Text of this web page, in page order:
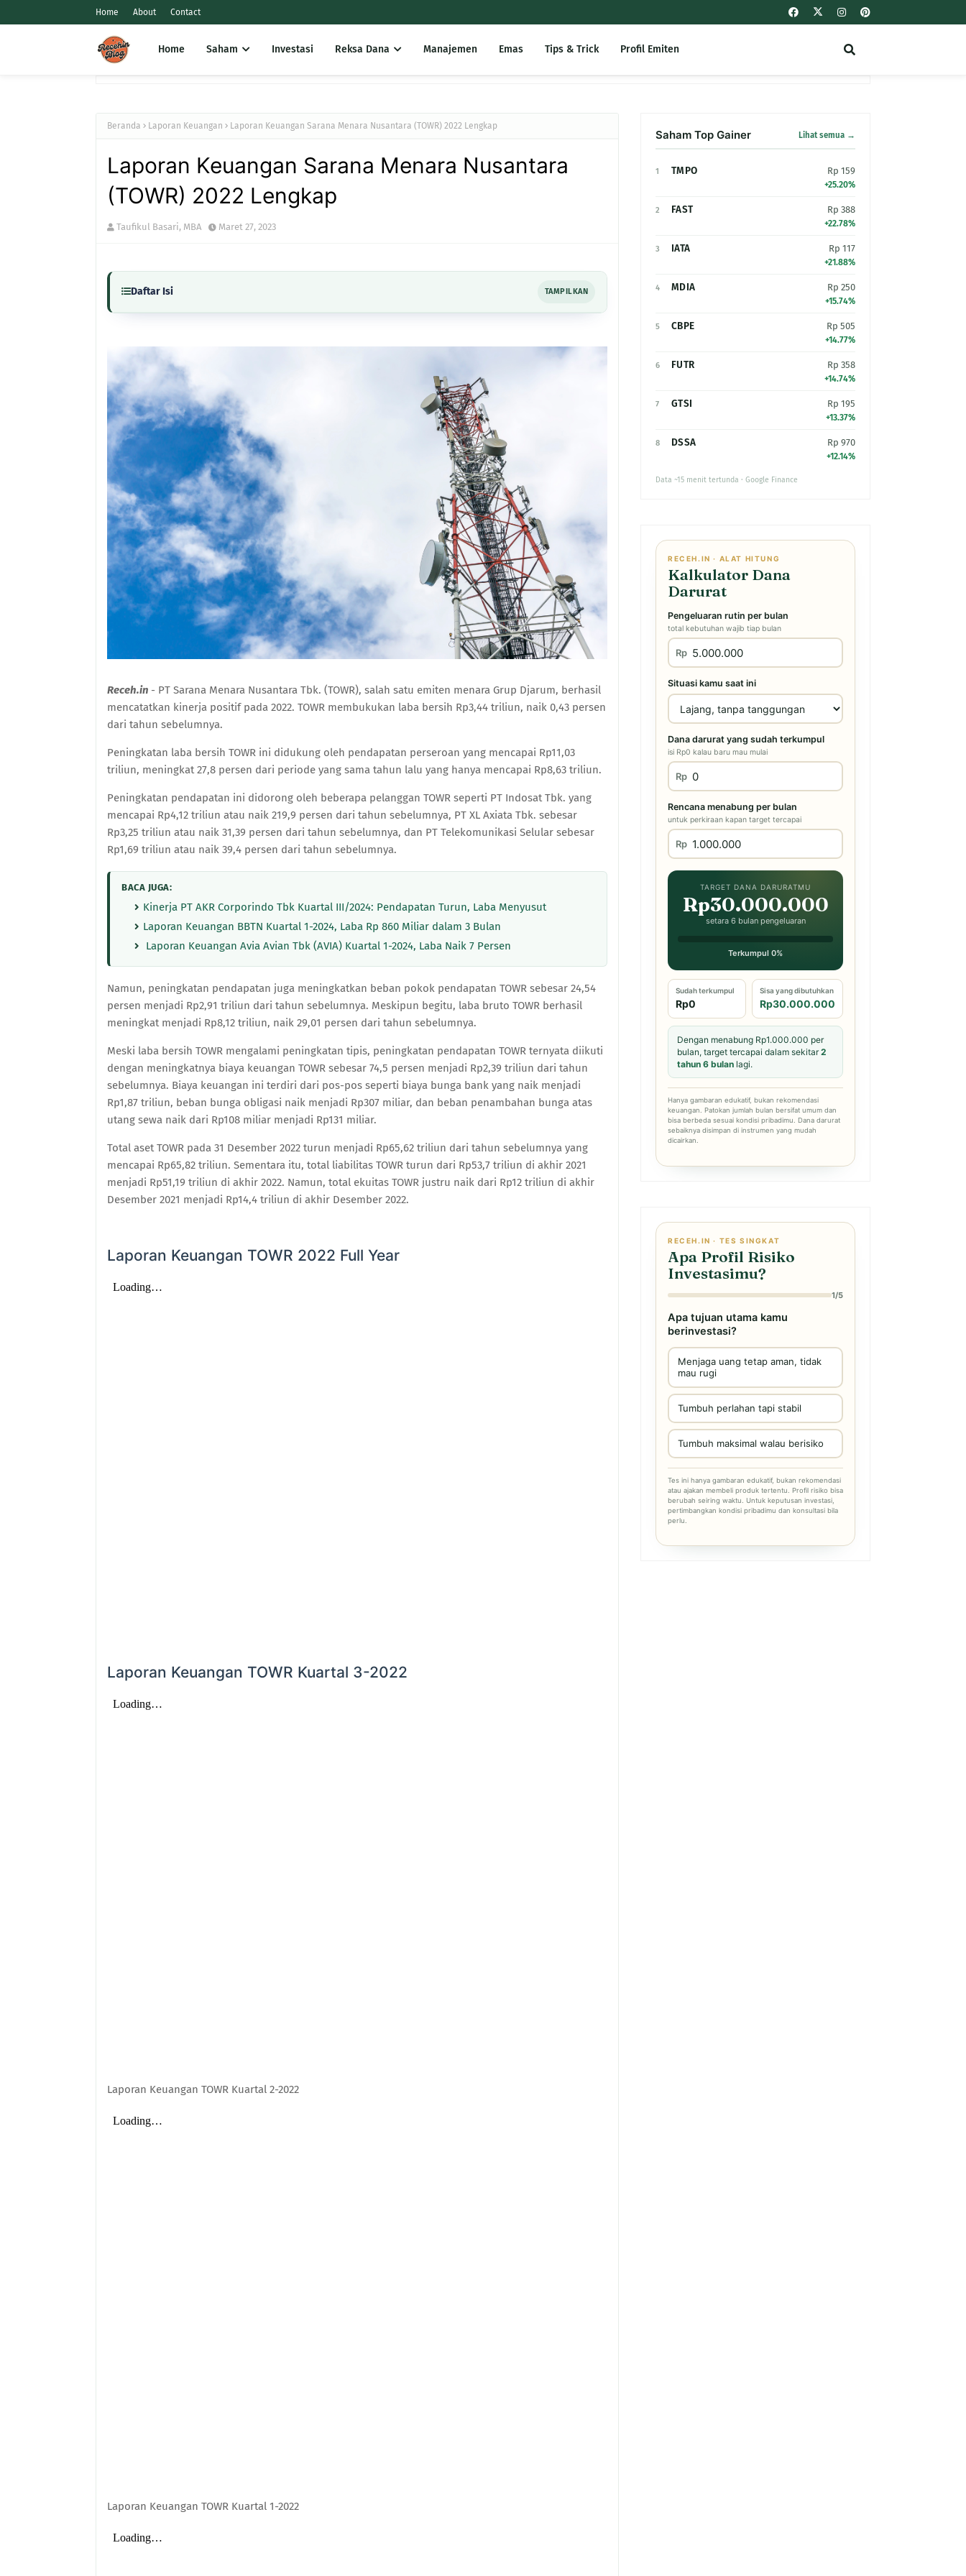
Home About Contact
Home Saham Investasi Reksa Dana Manajemen Emas Tips & Trick Profil Emiten
Beranda Laporan Keuangan Laporan Keuangan Sarana Menara Nusantara (TOWR) 2022 Lengkap
Laporan Keuangan Sarana Menara Nusantara
(TOWR) 2022 Lengkap
Taufikul Basari, MBA Maret 27, 2023
Daftar Isi TAMPILKAN
Receh.in - PT Sarana Menara Nusantara Tbk. (TOWR), salah satu emiten menara Grup Djarum, berhasil
mencatatkan kinerja positif pada 2022. TOWR membukukan laba bersih Rp3,44 triliun, naik 0,43 persen
dari tahun sebelumnya.
Peningkatan laba bersih TOWR ini didukung oleh pendapatan perseroan yang mencapai Rp11,03
triliun, meningkat 27,8 persen dari periode yang sama tahun lalu yang hanya mencapai Rp8,63 triliun.
Peningkatan pendapatan ini didorong oleh beberapa pelanggan TOWR seperti PT Indosat Tbk. yang
mencapai Rp4,12 triliun atau naik 219,9 persen dari tahun sebelumnya, PT XL Axiata Tbk. sebesar
Rp3,25 triliun atau naik 31,39 persen dari tahun sebelumnya, dan PT Telekomunikasi Selular sebesar
Rp1,69 triliun atau naik 39,4 persen dari tahun sebelumnya.
BACA JUGA:
Kinerja PT AKR Corporindo Tbk Kuartal III/2024: Pendapatan Turun, Laba Menyusut
Laporan Keuangan BBTN Kuartal 1-2024, Laba Rp 860 Miliar dalam 3 Bulan
Laporan Keuangan Avia Avian Tbk (AVIA) Kuartal 1-2024, Laba Naik 7 Persen
Namun, peningkatan pendapatan juga meningkatkan beban pokok pendapatan TOWR sebesar 24,54
persen menjadi Rp2,91 triliun dari tahun sebelumnya. Meskipun begitu, laba bruto TOWR berhasil
meningkat menjadi Rp8,12 triliun, naik 29,01 persen dari tahun sebelumnya.
Meski laba bersih TOWR mengalami peningkatan tipis, peningkatan pendapatan TOWR ternyata diikuti
dengan meningkatnya biaya keuangan TOWR sebesar 74,5 persen menjadi Rp2,39 triliun dari tahun
sebelumnya. Biaya keuangan ini terdiri dari pos-pos seperti biaya bunga bank yang naik menjadi
Rp1,87 triliun, beban bunga obligasi naik menjadi Rp307 miliar, dan beban penambahan bunga atas
utang sewa naik dari Rp108 miliar menjadi Rp131 miliar.
Total aset TOWR pada 31 Desember 2022 turun menjadi Rp65,62 triliun dari tahun sebelumnya yang
mencapai Rp65,82 triliun. Sementara itu, total liabilitas TOWR turun dari Rp53,7 triliun di akhir 2021
menjadi Rp51,19 triliun di akhir 2022. Namun, total ekuitas TOWR justru naik dari Rp12 triliun di akhir
Desember 2021 menjadi Rp14,4 triliun di akhir Desember 2022.
Laporan Keuangan TOWR 2022 Full Year
Laporan Keuangan TOWR Kuartal 3-2022
Laporan Keuangan TOWR Kuartal 2-2022
Laporan Keuangan TOWR Kuartal 1-2022
Saham Top Gainer Lihat semua →
1 TMPO Rp 159
+25.20%
2 FAST Rp 388
+22.78%
3 IATA Rp 117
+21.88%
4 MDIA Rp 250
+15.74%
5 CBPE Rp 505
+14.77%
6 FUTR Rp 358
+14.74%
7 GTSI Rp 195
+13.37%
8 DSSA Rp 970
+12.14%
Data ~15 menit tertunda · Google Finance
RECEH.IN · ALAT HITUNG
Kalkulator Dana
Darurat
Pengeluaran rutin per bulan
total kebutuhan wajib tiap bulan
Rp
Situasi kamu saat ini
Dana darurat yang sudah terkumpul
isi Rp0 kalau baru mau mulai
Rp
Rencana menabung per bulan
untuk perkiraan kapan target tercapai
Rp
TARGET DANA DARURATMU
Rp30.000.000
setara 6 bulan pengeluaran
Terkumpul 0%
Sudah terkumpul
Rp0
Sisa yang dibutuhkan
Rp30.000.000
Dengan menabung Rp1.000.000 per
bulan, target tercapai dalam sekitar2
tahun 6 bulan lagi.
Hanya gambaran edukatif, bukan rekomendasi
keuangan. Patokan jumlah bulan bersifat umum dan
bisa berbeda sesuai kondisi pribadimu. Dana darurat
sebaiknya disimpan di instrumen yang mudah
dicairkan.
RECEH.IN · TES SINGKAT
Apa Profil Risiko
Investasimu?
1/5
Apa tujuan utama kamu
berinvestasi?
Menjaga uang tetap aman, tidak
mau rugi
Tumbuh perlahan tapi stabil
Tumbuh maksimal walau berisiko
Tes ini hanya gambaran edukatif, bukan rekomendasi
atau ajakan membeli produk tertentu. Profil risiko bisa
berubah seiring waktu. Untuk keputusan investasi,
pertimbangkan kondisi pribadimu dan konsultasi bila
perlu.